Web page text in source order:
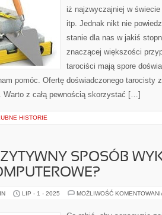
iż najzwyczajniej w
itp. Jednak nikt nie
stanie dla nas w jakiś
znaczącej większości
tarociści mają spore
pomóc. Ofertę doświadczonego tarocisty
Warto z całą pewnością skorzystać […]
HISTORIE
SPOSÓB
LIP - 1 - 2025 MOŻLIWOŚĆ